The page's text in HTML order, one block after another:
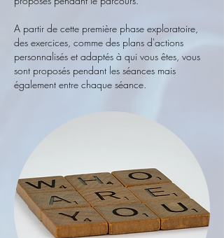
A partir de cette première phase exploratoire,
des exercices, comme des plans d'actions
personnalisés et adaptés à qui vous êtes, vous
sont proposés pendant les séances mais
également entre chaque séance.